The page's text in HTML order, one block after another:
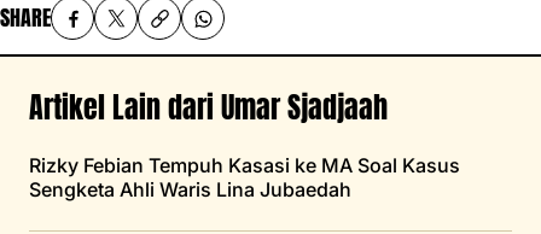
SHARE
Artikel Lain dari Umar Sjadjaah
Rizky Febian Tempuh Kasasi ke MA Soal Kasus
Sengketa Ahli Waris Lina Jubaedah